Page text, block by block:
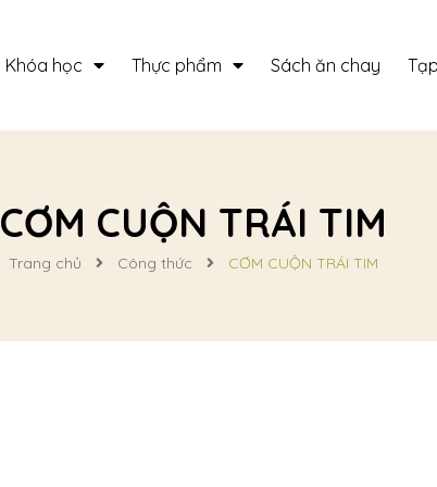
Khóa học Thực phẩm Sách ăn chay
CƠM CUỘN TRÁI TIM
Trang chủ Công thức CƠM CUỘN TRÁI TIM